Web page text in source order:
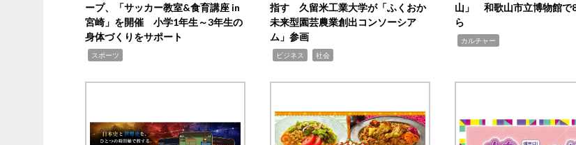
ープ、「サッカー教室&食育講座 in
宮崎」を開催 小学1年生～3年生の
身体づくりをサポート
スポーツ
指す 久留米工業大学が「ふくおか
未来型園芸農業創出コンソーシア
ム」参画
ビジネス 社会
山」 和歌山市立博物館で
ら
カルチャー